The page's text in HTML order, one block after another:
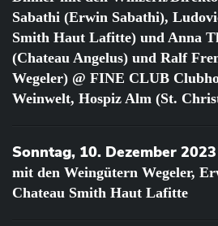
Sabathi (Erwin Sabathi),
Smith Haut Lafitte) und Anna
(Chateau Angelus) und Ralf
Wegeler) @ FINE CLUB
Weinwelt, Hospiz Alm (St.
Sonntag, 10. Dezember 2023
mit den Weingütern Wegeler,
Chateau Smith Haut Lafitte